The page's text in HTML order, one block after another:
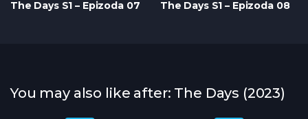
The Days S1 – Epizoda 07 The Days S1 – Epizoda 08
You may also like after: The Days (2023)